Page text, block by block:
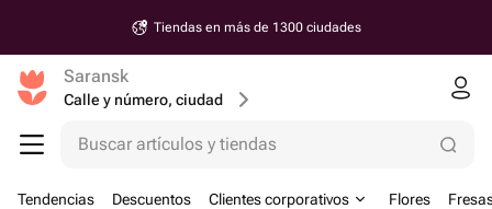
Tiendas en más de 1300 ciudades
Saransk
Calle y número, ciudad
Buscar artículos y tiendas
Tendencias Descuentos Clientes corporativos Flores